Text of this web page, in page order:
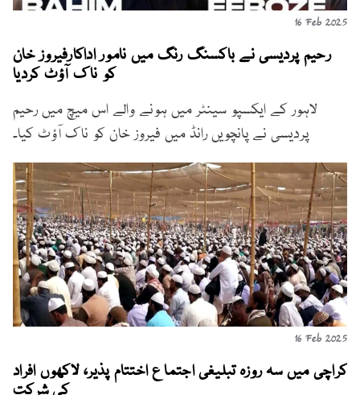
16 Feb 2025
رحیم پردیسی نے باکسنگ رنگ میں نامور اداکارفیروز خان
کو ناک آؤٹ کردیا
لاہور کے ایکسپو سینٹر میں ہونے والے اس میچ میں رحیم
پردیسی نے پانچویں رانڈ میں فیروز خان کو ناک آؤٹ کیا۔
16 Feb 2025
کراچی میں سہ روزہ تبلیغی اجتماع اختتام پذیر، لاکھوں افراد